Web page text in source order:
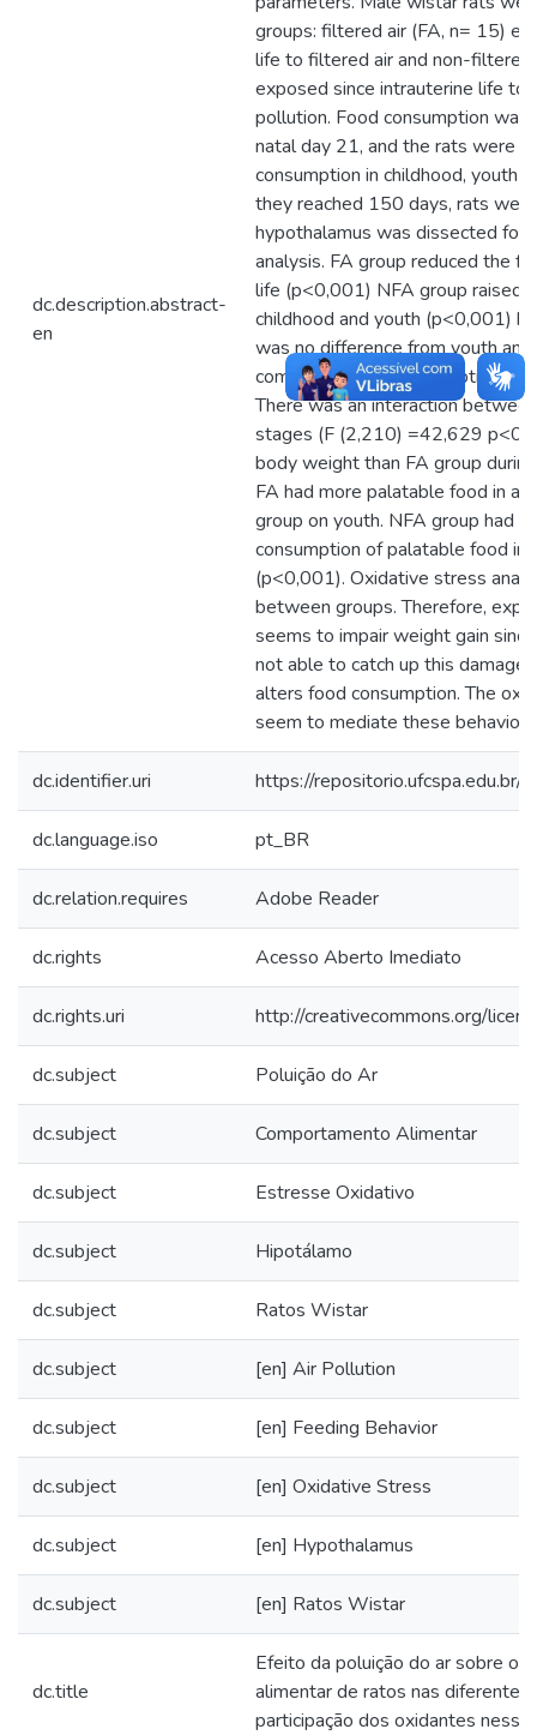
dc.description.abstract-
en
groups: filtered air (FA, n= 15)
life to filtered air and non-filtered
exposed since intrauterine life to
pollution. Food consumption
natal day 21, and the rats were
consumption in childhood, youth
they reached 150 days, rats
hypothalamus was dissected for
analysis. FA group reduced the
life (p<0,001) NFA group raised
childhood and youth (p<0,001)
was no difference from youth
compared to FA consumption on
There was an interaction
stages (F (2,210) =42,629
body weight than FA group
FA had more palatable food in
group on youth. NFA group had
consumption of palatable food in
(p<0,001). Oxidative stress
between groups. Therefore,
seems to impair weight gain
not able to catch up this damage
alters food consumption. The
seem to mediate these
dc.identifier.uri https://
dc.language.iso pt_BR
dc.relation.requires Adobe Reader
dc.rights Acesso Aberto Imediato
dc.rights.uri http://creativecommons.org/
dc.subject Poluição do Ar
dc.subject Comportamento Alimentar
dc.subject Estresse Oxidativo
dc.subject Hipotálamo
dc.subject Ratos Wistar
dc.subject [en] Air Pollution
dc.subject [en] Feeding Behavior
dc.subject [en] Oxidative Stress
dc.subject [en] Hypothalamus
dc.subject [en] Ratos Wistar
dc.title
Efeito da poluição do ar sobre o
alimentar de ratos nas diferentes
participação dos oxidantes